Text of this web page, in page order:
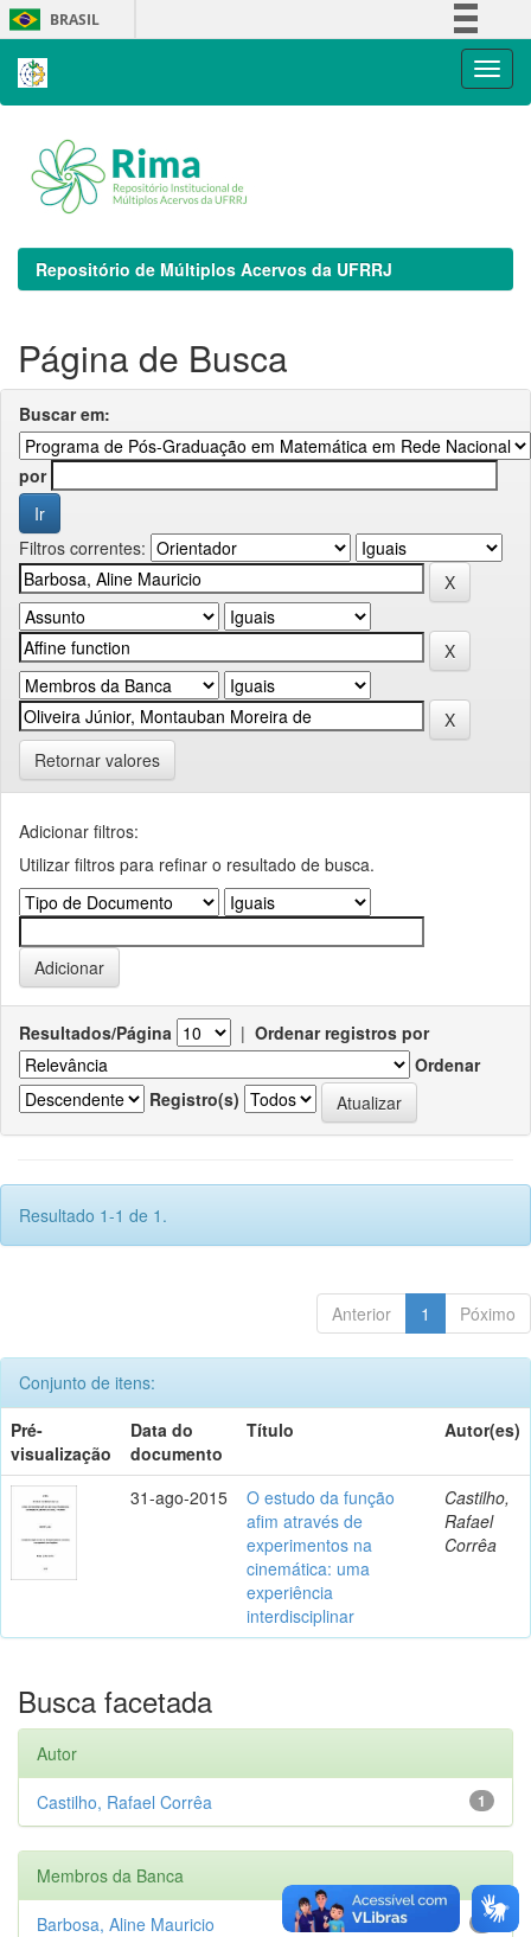
Skip
navigation
BRASIL
Repositório de Múltiplos Acervos da UFRRJ
Página de Busca
Buscar em:
por
Filtros correntes:
Retornar valores
Adicionar filtros:
Utilizar filtros para refinar o resultado de busca.
Resultados/Página | Ordenar registros por
Ordenar
Registro(s)
Resultado 1-1 de 1.
Anterior 1 Póximo
Conjunto de itens:
Pré-
visualização
Data do
documento
Título Autor(es)
31-ago-2015
O estudo da função
afim através de
experimentos na
cinemática: uma
experiência
interdisciplinar
Castilho,
Rafael
Corrêa
Busca facetada
Autor
1
Castilho, Rafael Corrêa
Membros da Banca
1
Barbosa, Aline Mauricio